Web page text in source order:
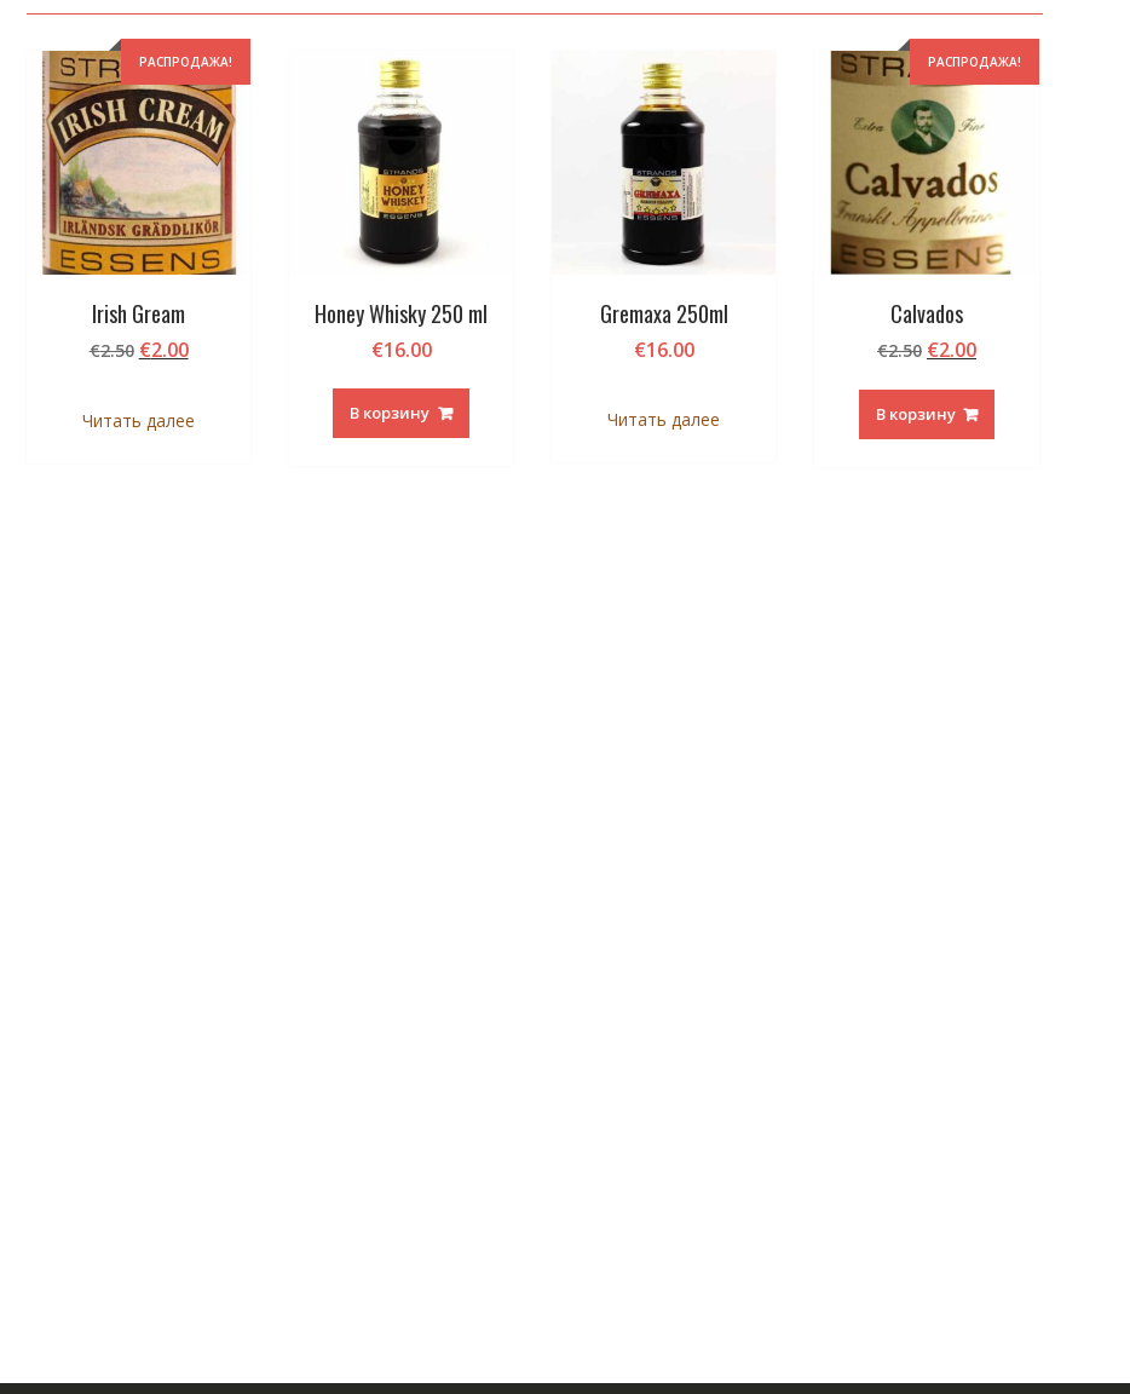
РАСПРОДАЖА!
Irish Gream
€2.50 Первоначальная
€2.50.
€2.00Текущая
Читать далее
Honey Whisky 250 ml
€16.00
В корзину
Gremaxa 250ml
€16.00
Читать далее
РАСПРОДАЖА!
Calvados
€2.50 Первоначальная
составляла
€2.50.
€2.00Текущая
В корзину